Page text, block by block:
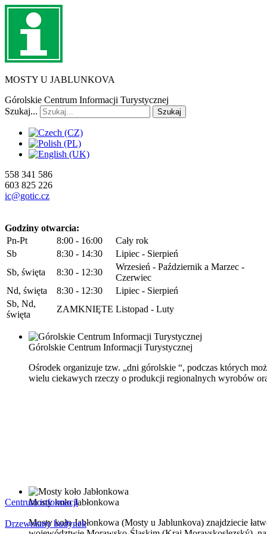
MOSTY U JABLUNKOVA
Górolskie Centrum Informacji Turystycznej
Szukaj...
Szukaj
558 341 586
603 825 226
ic@gotic.cz
Godziny otwarcia:
Pn-Pt
8:00 - 16:00
Cały rok
Sb
8:30 - 14:30
Lipiec - Sierpień
Sb, święta
8:30 - 12:30
Wrzesień - Październik a Marzec -
Czerwiec
Nd, święta
8:30 - 12:30
Lipiec - Sierpień
Sb, Nd,
święta
ZAMKNIĘTE Listopad - Luty
Górolskie Centrum Informacji Turystycznej
Ośrodek organizuje tzw. „dni górolskie “, podczas których
wielu ciekawych rzeczy o produkcji regionalnych wyrobów
Mosty koło Jabłonkowa
Mosty kolo Jabłonkowa (Mosty u Jablunkova) znajdziecie
Centrum informacji
Drzewniany budynek